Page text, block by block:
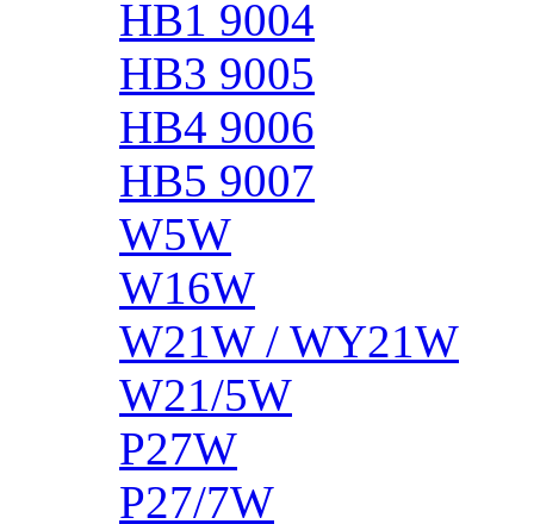
HB1 9004
HB3 9005
HB4 9006
HB5 9007
W5W
W16W
W21W / WY21W
W21/5W
P27W
P27/7W